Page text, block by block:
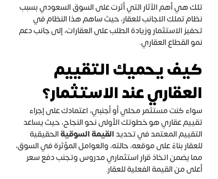
تلك هي أهم الآثار التي أثرت على السوق السعودي بسبب
نظام تملك الاجانب للعقار، حيث ساهم هذا النظام في
تحفيز الاستثمار وزيادة الطلب على العقارات، إلى جانب دعم
نمو القطاع العقاري.
كيف يحميك التقييم
العقاري عند الاستثمار؟
سواء كنت مستثمر محلي أو أجنبي، اعتمادك على إجراء
تقييم عقاري هو خطوتك الأولى نحو النجاح، حيث يساعد
التقييم المعتمد في تحديدالقيمة السوقيةالحقيقية
للعقار بناءً على موقعه، حالته، والعوامل المؤثرة في السوق،
مما يضمن اتخاذ قرار استثماري مدروس وتجنب دفع سعر
أعلى من القيمة الفعلية للعقار.